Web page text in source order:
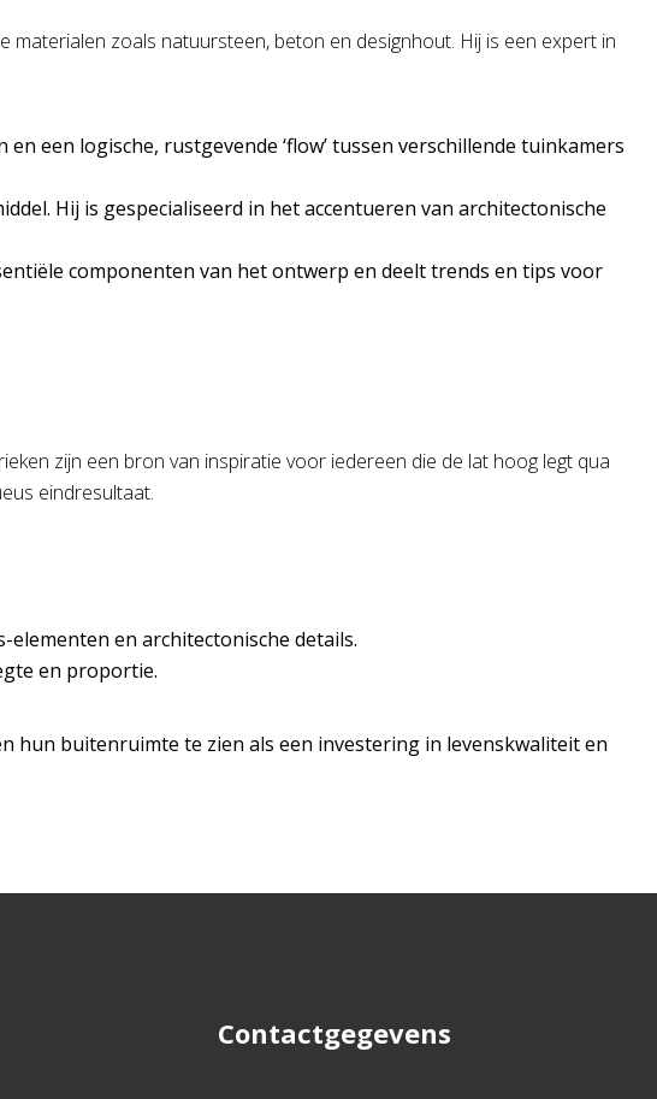
materialen zoals natuursteen, beton en designhout. Hij is een expert in
een logische, rustgevende ‘flow’ tussen verschillende tuinkamers
Hij is gespecialiseerd in het accentueren van architectonische
componenten van het ontwerp en deelt trends en tips voor
zijn een bron van inspiratie voor iedereen die de lat hoog legt qua
eindresultaat.
en architectonische details.
en proportie.
hun buitenruimte te zien als een investering in levenskwaliteit en
Contactgegevens